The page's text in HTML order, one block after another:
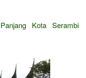
Kota Serambi